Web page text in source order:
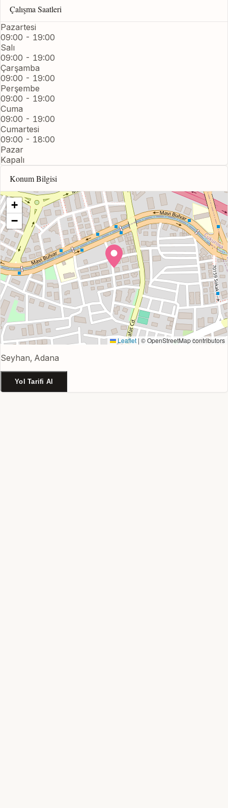
Çalışma Saatleri
Pazartesi
09:00 - 19:00
Salı
09:00 - 19:00
Çarşamba
09:00 - 19:00
Perşembe
09:00 - 19:00
Cuma
09:00 - 19:00
Cumartesi
09:00 - 18:00
Pazar
Kapalı
Konum Bilgisi
+
−
Leaflet | © OpenStreetMap contributors
Seyhan, Adana
Yol Tarifi Al